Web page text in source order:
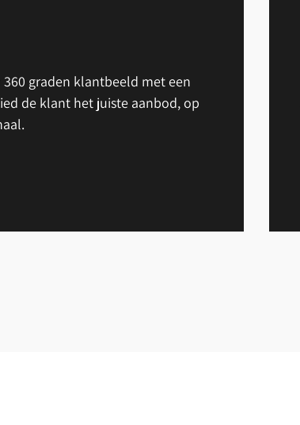
graden klantbeeld met een
de klant het juiste aanbod, op